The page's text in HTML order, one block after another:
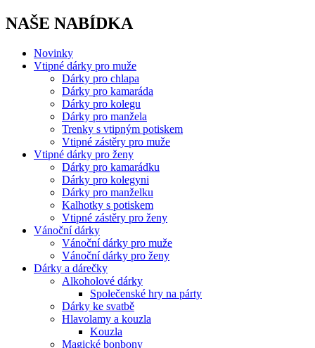
NAŠE NABÍDKA
Novinky
Vtipné dárky pro muže
Dárky pro chlapa
Dárky pro kamaráda
Dárky pro kolegu
Dárky pro manžela
Trenky s vtipným potiskem
Vtipné zástěry pro muže
Vtipné dárky pro ženy
Dárky pro kamarádku
Dárky pro kolegyni
Dárky pro manželku
Kalhotky s potiskem
Vtipné zástěry pro ženy
Vánoční dárky
Vánoční dárky pro muže
Vánoční dárky pro ženy
Dárky a dárečky
Alkoholové dárky
Společenské hry na párty
Dárky ke svatbě
Hlavolamy a kouzla
Kouzla
Magické bonbony